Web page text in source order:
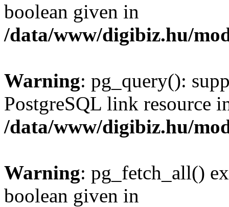
boolean given in
/data/www/digibiz.hu/
Warning: pg_query():
PostgreSQL link resource
/data/www/digibiz.hu/
Warning: pg_fetch_all()
boolean given in